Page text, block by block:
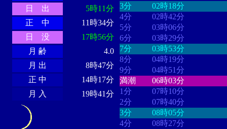
日 出
5時11分
正 中
11時34分
日 没
17時56分
月 齢
4.0
月 出
8時47分
正 中
14時17分
月 入
19時41分
3分
02時18分
4分
02時42分
5分
03時06分
6分
03時29分
7分
03時53分
8分
04時19分
9分
04時51分
満潮
06時03分
1分
07時10分
2分
07時40分
3分
08時05分
4分
08時27分